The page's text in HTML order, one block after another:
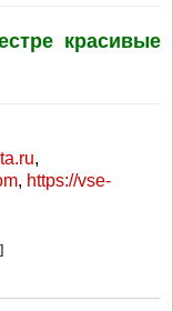
красивые
,
, https://vse-